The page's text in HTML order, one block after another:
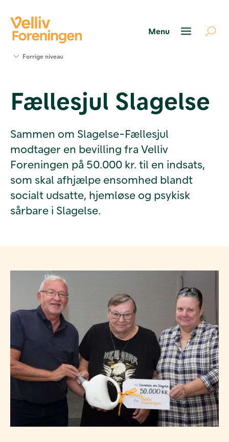
Værktøjer
og viden
Foreningen
Kontakt
os
Forrige niveau
Fællesjul Slagelse
Sammen om Slagelse-Fællesjul
modtager en bevilling fra Velliv
Foreningen på 50.000 kr. til en indsats,
som skal afhjælpe ensomhed blandt
socialt udsatte, hjemløse og psykisk
sårbare i Slagelse.